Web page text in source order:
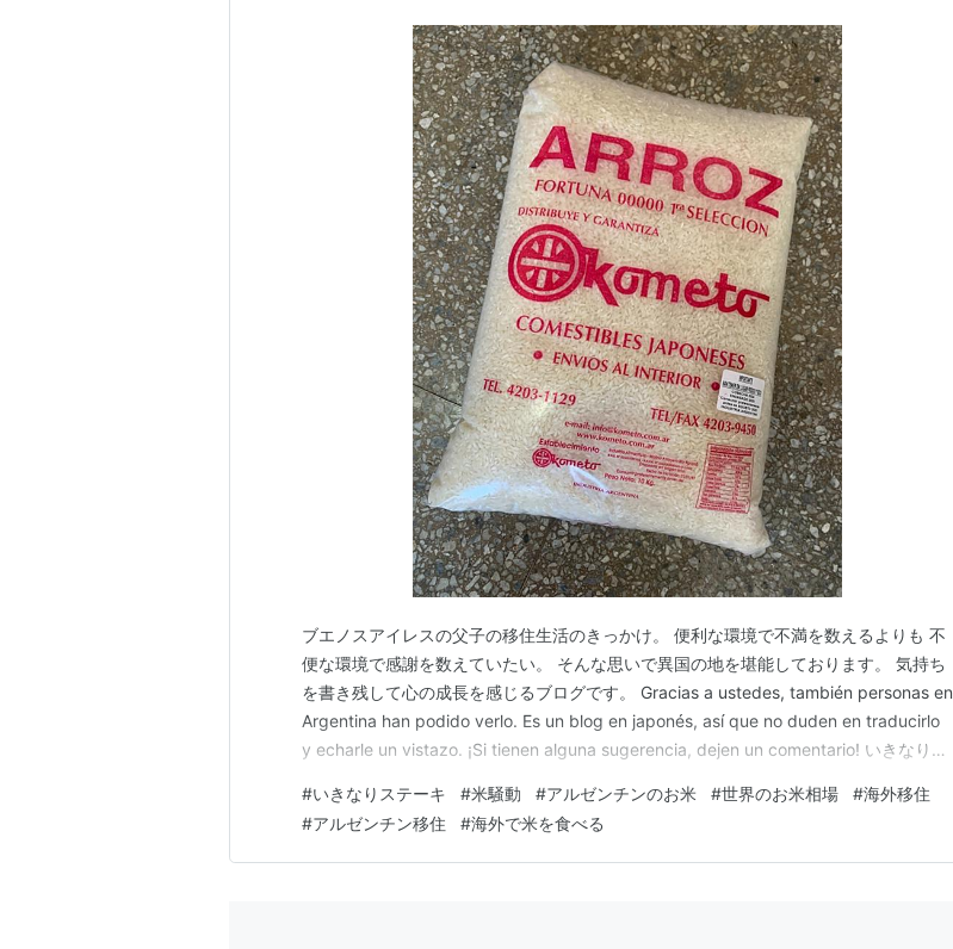
ブエノスアイレスの父子の移住生活のきっかけ。 便利な環境で不満を数えるよりも 不
便な環境で感謝を数えていたい。 そんな思いで異国の地を堪能しております。 気持ち
を書き残して心の成長を感じるブログです。 Gracias a ustedes, también personas en
Argentina han podido verlo. Es un blog en japonés, así que no duden en traducirlo
y echarle un vistazo. ¡Si tienen alguna sugerencia, dejen un comentario! いきなり
#いきなりステーキ #米騒動 #アルゼンチンのお米 #世界のお米相場 #海外移住
#アルゼンチン移住 #海外で米を食べる